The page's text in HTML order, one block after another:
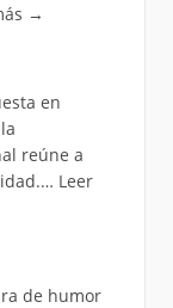
→
en
reúne a
Leer
de humor